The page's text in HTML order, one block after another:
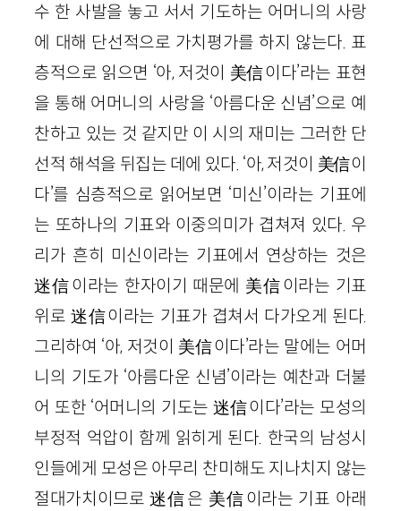
수 한 사발을 놓고 서서 기도하는 어머니의 사랑
에 대해 단선적으로 가치평가를 하지 않는다. 표
층적으로 읽으면 ‘아, 저것이 美信이다’라는 표현
을 통해 어머니의 사랑을 ‘아름다운 신념’으로 예
찬하고 있는 것 같지만 이 시의 재미는 그러한 단
선적 해석을 뒤집는 데에 있다. ‘아, 저것이 美信이
다’를 심층적으로 읽어보면 ‘미신’이라는 기표에
는 또하나의 기표와 이중의미가 겹쳐져 있다. 우
리가 흔히 미신이라는 기표에서 연상하는 것은
迷信이라는 한자이기 때문에 美信이라는 기표
위로 迷信이라는 기표가 겹쳐서 다가오게 된다.
그리하여 ‘아, 저것이 美信이다’라는 말에는 어머
니의 기도가 ‘아름다운 신념’이라는 예찬과 더불
어 또한 ‘어머니의 기도는 迷信이다’라는 모성의
부정적 억압이 함께 읽히게 된다. 한국의 남성시
인들에게 모성은 아무리 찬미해도 지나치지 않는
절대가치이므로 迷信은 美信이라는 기표 아래